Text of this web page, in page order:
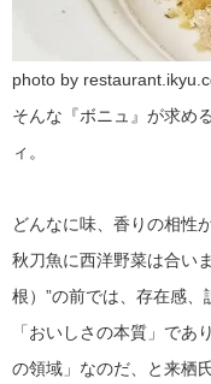
photo by
そんな『ボニュ』が求め
ィ。
どんなに味、香りの相性
秋刀魚に西洋野菜は合い
根）”の前では、存在感
「おいしさの本質」であ
の領域」なのだ、と来栖